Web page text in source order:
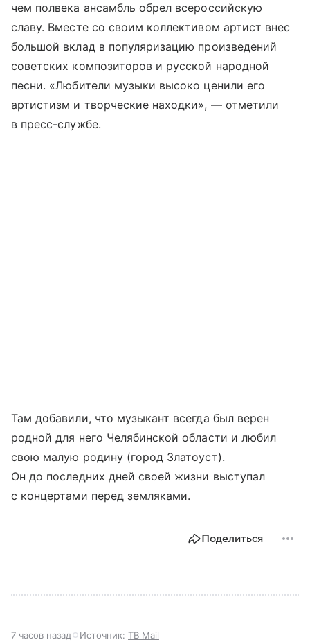
чем полвека ансамбль обрел всероссийскую
славу. Вместе со своим коллективом артист внес
большой вклад в популяризацию произведений
советских композиторов и русской народной
песни. «Любители музыки высоко ценили его
артистизм и творческие находки», — отметили
в пресс-службе.
Там добавили, что музыкант всегда был верен
родной для него Челябинской области и любил
свою малую родину (город Златоуст).
Он до последних дней своей жизни выступал
с концертами перед земляками.
Поделиться
7 часов назад Источник: ТВ Mail